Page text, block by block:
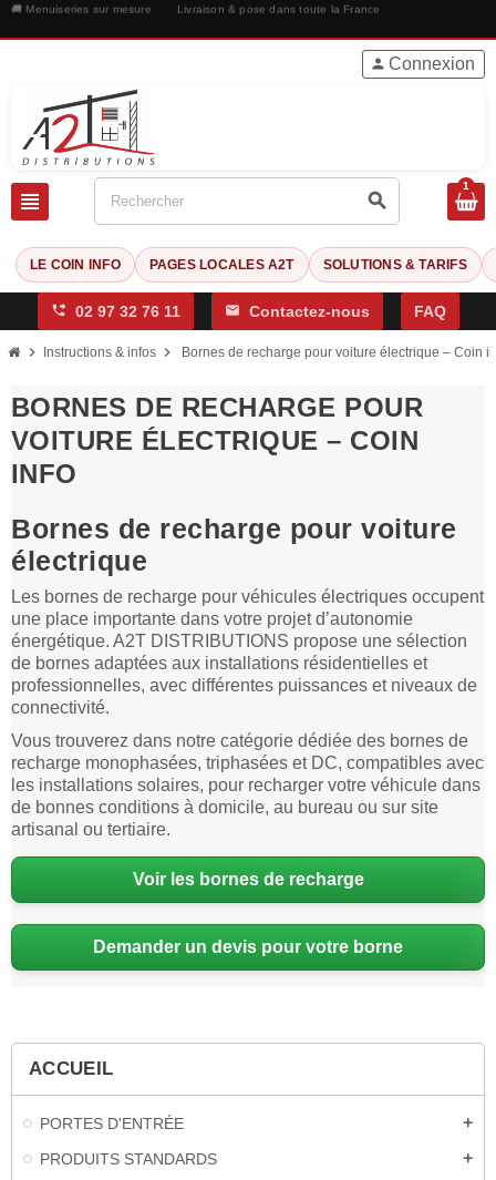
🚚 Menuiseries sur mesure · Livraison & pose dans toute la France
view_headline search
person Connexion
1
LE COIN INFO PAGES LOCALES A2T SOLUTIONS & TARIFS
phone_forwarded 02 97 32 76 11 mail Contactez-nous FAQ
chevron_right Instructions & infos chevron_right Bornes de recharge pour voiture électrique – Coin
ACCUEIL
PORTES D'ENTRÉE add
PRODUITS STANDARDS add
BORNES DE RECHARGE POUR
VOITURE ÉLECTRIQUE – COIN
INFO
Bornes de recharge pour voiture
électrique
Les bornes de recharge pour véhicules électriques occupent
une place importante dans votre projet d’autonomie
énergétique. A2T DISTRIBUTIONS propose une sélection
de bornes adaptées aux installations résidentielles et
professionnelles, avec différentes puissances et niveaux de
connectivité.
Vous trouverez dans notre catégorie dédiée des bornes de
recharge monophasées, triphasées et DC, compatibles avec
les installations solaires, pour recharger votre véhicule dans
de bonnes conditions à domicile, au bureau ou sur site
artisanal ou tertiaire.
Voir les bornes de recharge
Demander un devis pour votre borne